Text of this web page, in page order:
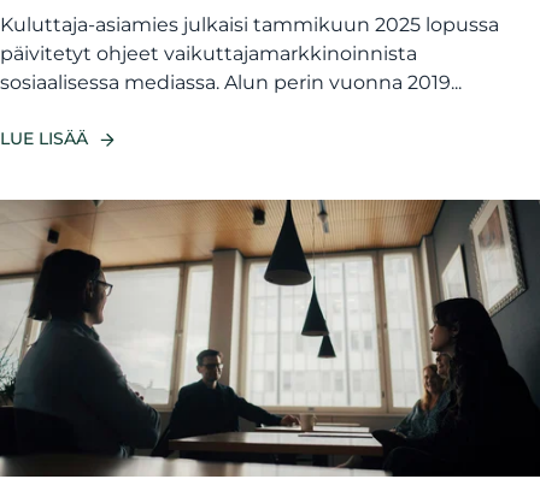
Kuluttaja-asiamies julkaisi tammikuun 2025 lopussa
päivitetyt ohjeet vaikuttajamarkkinoinnista
sosiaalisessa mediassa. Alun perin vuonna 2019...
LUE LISÄÄ